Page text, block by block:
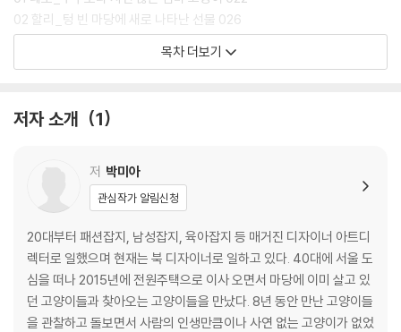
02 할리_텅 빈 마당에 새로 나타난 선물 026
03 밤톨이_나를 ‘캣 맘’으로 만든 특별한 묘연 032
04 토비_할리가 직접 키운 첫 고양이 038
07 막내_나의 모든 것을 믿고 따른 고양이 052
09 아톰_나에게 7남매를 선물한 060
10 캔디_은혜 갚는 고양이, 가장 희생적인 고양이 064
11 생강_형제와 아빠가 먼저 떠나 혼자가 된 070
12 타코_왕의 자질을 타고난 고양이 074
13 레오_다시 태어나도 나에게 와 줄 수 있겠니 078
14 신명이_거리두기 하며 나 혼자 산다 084
15 요셉_시간이 지나도 생각을 알 수 없는 088
16 이삭_있는 듯 없는 듯 늘 고요한 092
목차 더보기
저자 소개 1
저 박미아
관심작가 알림신청
20대부터 패션잡지, 남성잡지, 육아잡지 등 매거진 디자이너 아트디
렉터로 일했으며 현재는 북 디자이너로 일하고 있다. 40대에 서울 도
심을 떠나 2015년에 전원주택으로 이사 오면서 마당에 이미 살고 있
던 고양이들과 찾아오는 고양이들을 만났다. 8년 동안 만난 고양이들
을 관찰하고 돌보면서 사람의 인생만큼이나 사연 없는 고양이가 없었